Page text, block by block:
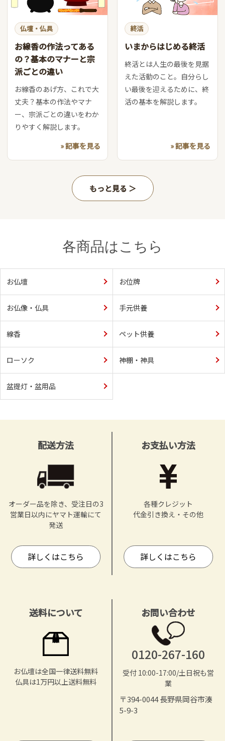
仏壇・仏具
お線香の作法ってある
の？基本のマナーと宗
派ごとの違い
お線香のあげ方、これで大
丈夫？基本の作法やマナ
ー、宗派ごとの違いをわか
りやすく解説します。
» 記事を見る
終活
いまからはじめる終活
終活とは人生の最後を見据
えた活動のこと。自分らし
い最後を迎えるために、終
活の基本を解説します。
» 記事を見る
もっと見る
各商品はこちら
お仏壇 お位牌
お仏像・仏具 手元供養
線香 ペット供養
ローソク 神棚・神具
盆提灯・盆用品
配送方法
オーダー品を除き、受注日の3
営業日以内にヤマト運輸にて
発送
詳しくはこちら
お支払い方法
各種クレジット
代金引き換え・その他
詳しくはこちら
送料について
お仏壇は全国一律送料無料
仏具は1万円以上送料無料
お問い合わせ
0120-267-160
受付 10:00-17:00/土日祝も営
業
〒394-0044 長野県岡谷市湊
5-9-3